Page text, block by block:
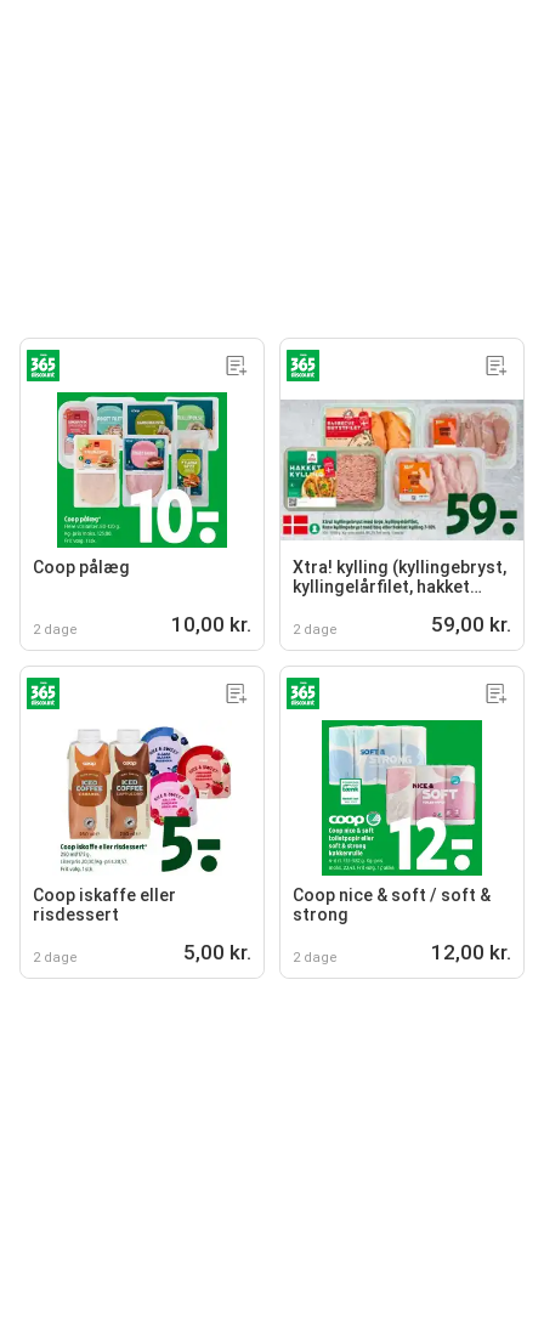
Coop pålæg
2 dage 10,00 kr.
Xtra! kylling (kyllingebryst,
kyllingelårfilet, hakket
2 dage 59,00 kr.
Coop iskaffe eller
risdessert
2 dage 5,00 kr.
Coop nice & soft / soft &
strong
2 dage 12,00 kr.